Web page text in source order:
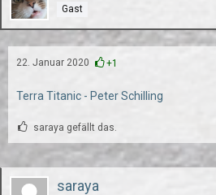
Gast
22. Januar 2020 +1
Terra Titanic - Peter Schilling
saraya gefällt das.
saraya